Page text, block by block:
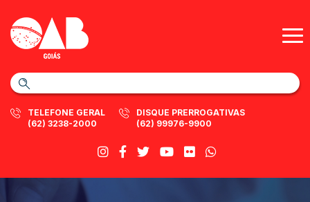
TELEFONE GERAL
(62) 3238-2000
DISQUE PRERROGATIVAS
(62) 99976-9900